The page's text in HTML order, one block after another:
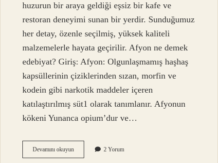
huzurun bir araya geldiği eşsiz bir kafe ve
restoran deneyimi sunan bir yerdir. Sunduğumuz
her detay, özenle seçilmiş, yüksek kaliteli
malzemelerle hayata geçirilir. Afyon ne demek
edebiyat? Giriş: Afyon: Olgunlaşmamış haşhaş
kapsüllerinin çiziklerinden sızan, morfin ve
kodein gibi narkotik maddeler içeren
katılaştırılmış süt1 olarak tanımlanır. Afyonun
kökeni Yunanca opium’dur ve…
Devamını okuyunDiyarı
Ne
2 Yorum